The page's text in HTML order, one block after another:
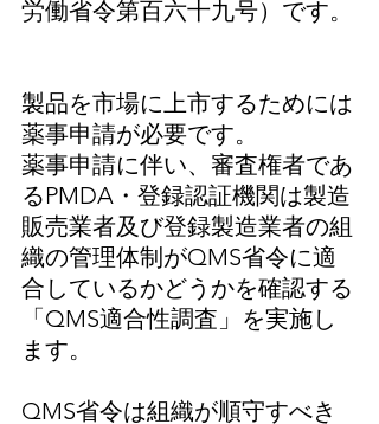
労働省令第百六十九号）です。
製品を市場に上市するためには
薬事申請が必要です。
薬事申請に伴い、審査権者であ
るPMDA・登録認証機関は製造
販売業者及び登録製造業者の組
織の管理体制がQMS省令に適
合しているかどうかを確認する
「QMS適合性調査」を実施し
ます。
QMS省令は組織が順守すべき